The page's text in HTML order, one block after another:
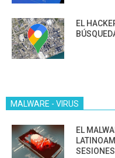
EL
MALWARE - VIRUS
EL